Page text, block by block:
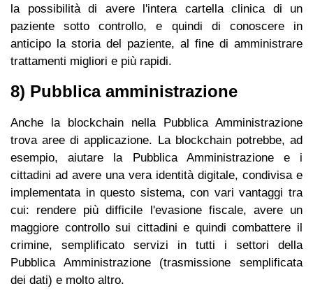
la possibilità di avere l'intera cartella clinica di un
paziente sotto controllo, e quindi di conoscere in
anticipo la storia del paziente, al fine di amministrare
trattamenti migliori e più rapidi.
8) Pubblica amministrazione
Anche la blockchain nella Pubblica Amministrazione
trova aree di applicazione. La blockchain potrebbe, ad
esempio, aiutare la Pubblica Amministrazione e i
cittadini ad avere una vera identità digitale, condivisa e
implementata in questo sistema, con vari vantaggi tra
cui: rendere più difficile l'evasione fiscale, avere un
maggiore controllo sui cittadini e quindi combattere il
crimine, semplificato servizi in tutti i settori della
Pubblica Amministrazione (trasmissione semplificata
dei dati) e molto altro.